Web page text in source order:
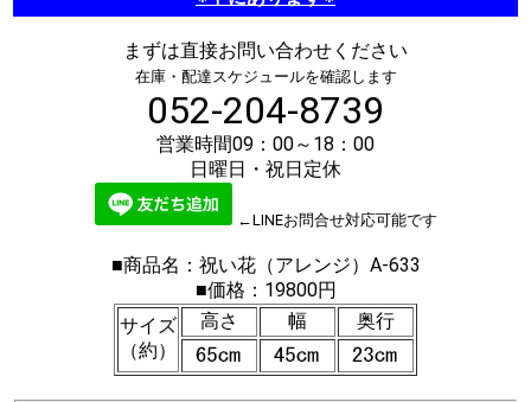
まずは直接お問い合わせください
在庫・配達スケジュールを確認します
052-204-8739
営業時間09：00～18：00
日曜日・祝日定休
←LINEお問合せ対応可能です
■商品名：祝い花（アレンジ）A-633
■価格：19800円
サイズ
（約）
高さ 幅 奥行